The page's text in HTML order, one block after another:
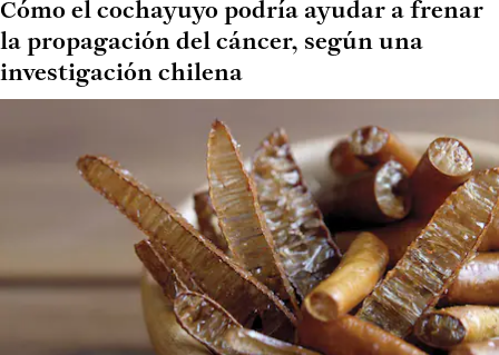
Cómo el cochayuyo podría ayudar a frenar
la propagación del cáncer, según una
investigación chilena